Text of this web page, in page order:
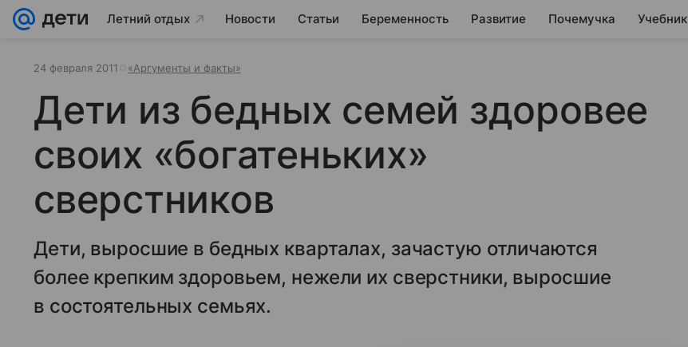
Летний отдых Новости Статьи Беременность Развитие Почемучка Учебник
24 февраля 2011 «Аргументы и факты»
Дети из бедных семей здоровее
своих «богатеньких»
сверстников
Дети, выросшие в бедных кварталах, зачастую отличаются
более крепким здоровьем, нежели их сверстники, выросшие
в состоятельных семьях.